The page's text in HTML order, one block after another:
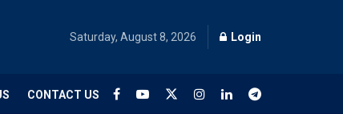
Saturday, August 8, 2026 Login
CONTACT US